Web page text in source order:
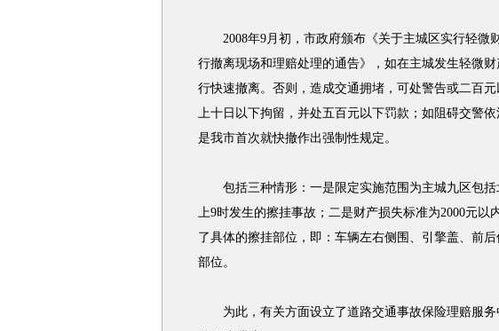
2008年9月初，市政府颁布《关于主城区实行轻微
行撤离现场和理赔处理的通告》，如在主城发生轻微财
行快速撤离。否则，造成交通拥堵，可处警告或二百
上十日以下拘留，并处五百元以下罚款；如阻碍交警
是我市首次就快撤作出强制性规定。
包括三种情形：一是限定实施范围为主城九区包括
上9时发生的擦挂事故 ；二是财产损失标准为2000元以
了具体的擦挂部位，即：车辆左右侧围、引擎盖、前后
部位。
为此，有关方面设立了道路交通事故保险理赔服